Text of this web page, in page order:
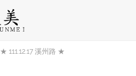
★ 111.12.17 溪州路 ★